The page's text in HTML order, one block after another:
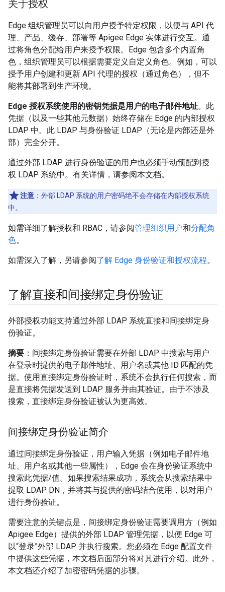
关于授权
Edge 组织管理员可以向用户授予特定权限，以便与 API 代
理、产品、缓存、部署等 Apigee Edge 实体进行交互。通
过将角色分配给用户来授予权限。Edge 包含多个内置角
色，组织管理员可以根据需要定义自定义角色。例如，可以
授予用户创建和更新 API 代理的授权（通过角色），但不
能将其部署到生产环境。
Edge 授权系统使用的密钥凭据是用户的电子邮件地址。此
凭据（以及一些其他元数据）始终存储在 Edge 的内部授权
LDAP 中。此 LDAP 与身份验证 LDAP（无论是内部还是外
部）完全分开。
通过外部 LDAP 进行身份验证的用户也必须手动预配到授
权 LDAP 系统中。有关详情，请参阅本文档。
注意 ：外部 LDAP 系统的用户密码绝不会存储在内部授权系统
中。
如需详细了解授权和 RBAC，请参阅管理组织用户和分配角
色。
如需深入了解，另请参阅了解 Edge 身份验证和授权流程。
了解直接和间接绑定身份验证
外部授权功能支持通过外部 LDAP 系统直接和间接绑定身
份验证。
摘要 ：间接绑定身份验证需要在外部 LDAP 中搜索与用户
在登录时提供的电子邮件地址、用户名或其他 ID 匹配的凭
据。使用直接绑定身份验证时，系统不会执行任何搜索，而
是直接将凭据发送到 LDAP 服务并由其验证。由于不涉及
搜索，直接绑定身份验证被认为更高效。
间接绑定身份验证简介
通过间接绑定身份验证，用户输入凭据（例如电子邮件地
址、用户名或其他一些属性），Edge 会在身份验证系统中
搜索此凭据/值。如果搜索结果成功，系统会从搜索结果中
提取 LDAP DN，并将其与提供的密码结合使用，以对用户
进行身份验证。
需要注意的关键点是，间接绑定身份验证需要调用方（例如
Apigee Edge）提供的外部 LDAP 管理凭据，以便 Edge 可
以“登录”外部 LDAP 并执行搜索。您必须在 Edge 配置文件
中提供这些凭据，本文档后面部分将对其进行介绍。此外，
本文档还介绍了加密密码凭据的步骤。